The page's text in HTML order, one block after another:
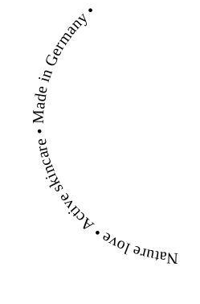
Nature love • Active skincare • Made in Germany •